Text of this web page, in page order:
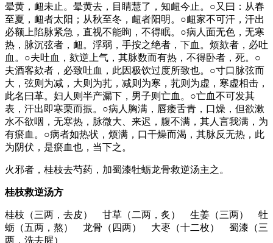
晕黄，衄未止。晕黄去，目睛慧了，知衄今止。○又曰：从春
至夏，衄者太阳；从秋至冬，衄者阳明。○衄家不可汗，汗出
必额上陷脉紧急，直视不能眴，不得眠。○病人面无色，无寒
热，脉沉弦者，衄。浮弱，手按之绝者，下血。烦欬者，必吐
血。○夫吐血，欬逆上气，其脉数而有热，不得卧者，死。○
夫酒客欬者，必致吐血，此因极饮过度所致也。○寸口脉弦而
大，弦则为减，大则为芤，减则为寒，芤则为虚，寒虚相击，
此名曰革。妇人则半产漏下，男子则亡血。○亡血不可发其
表，汗出即寒栗而振。○病人胸满，唇痿舌青，口燥，但欲漱
水不欲咽，无寒热，脉微大、来迟，腹不满，其人言我满，为
有瘀血。○病者如热状，烦满，口干燥而渴，其脉反无热，此
为阴伏，是瘀血也，当下之。
火邪者，桂枝去芍药，加蜀漆牡蛎龙骨救逆汤主之。
桂枝救逆汤方
桂枝（三两，去皮） 甘草（二两，炙） 生姜（三两） 牡
蛎（五两，熬） 龙骨（四两） 大枣（十二枚） 蜀漆（三
两，洗去腥）